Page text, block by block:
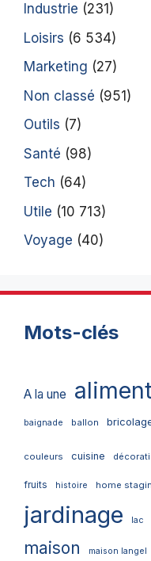
Industrie (231)
Loisirs (6 534)
Marketing (27)
Non classé (951)
Outils (7)
Santé (98)
Tech (64)
Utile (10 713)
Voyage (40)
Mots-clés
A la une
baignade ballon
couleurs cuisine
fruits histoire home
jardinage lac
maison maison langel